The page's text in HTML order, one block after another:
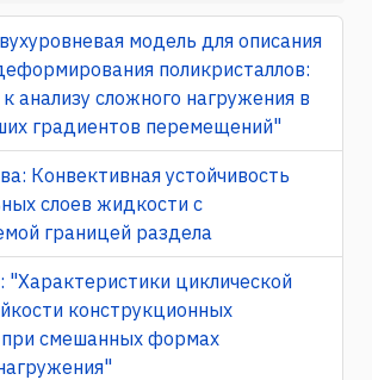
модель для описания
поликристаллов:
анализу сложного нагружения в
градиентов перемещений"
Конвективная устойчивость
слоев жидкости с
границей раздела
"Характеристики циклической
конструкционных
смешанных формах